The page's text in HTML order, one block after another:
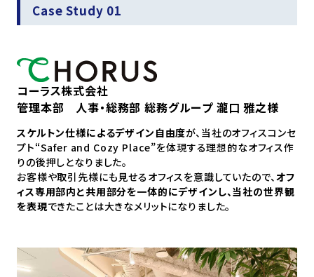
Case Study 01
コーラス株式会社
管理本部 人事・総務部 総務グループ 瀧口 雅之様
スケルトン仕様によるデザイン自由度が、当社のオフィスコンセ
プト“Safer and Cozy Place”を体現する理想的なオフィス作
りの後押しとなりました。
お客様や取引先様にも見せるオフィスを意識していたので、オフ
ィス専用部内と共用部分を一体的にデザインし、当社の世界観
を表現できたことは大きなメリットになりました。